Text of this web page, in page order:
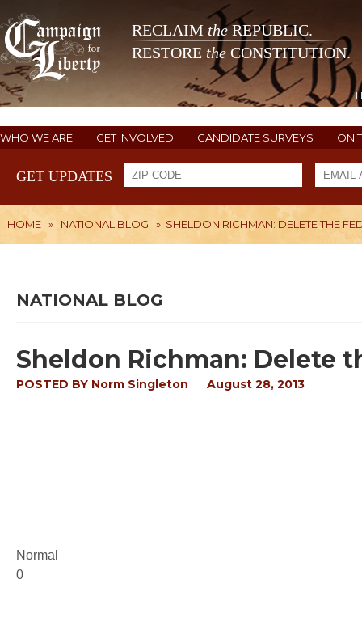
RECLAIM theREPUBLIC.
RESTORE the CONSTITUTION.
WHO WE ARE GET INVOLVED CANDIDATE SURVEYS ON
GET UPDATES
HOME » NATIONAL BLOG » SHELDON RICHMAN: DELETE THE
NATIONAL BLOG
Sheldon Richman: Delete
POSTED BY Norm Singleton August 28, 2013
Normal
0